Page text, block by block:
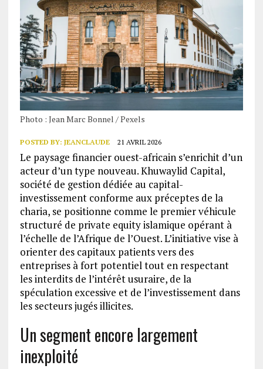
Photo : Jean Marc Bonnel / Pexels
POSTED BY: JEANCLAUDE 21 AVRIL 2026
Le paysage financier ouest-africain s’enrichit d’un
acteur d’un type nouveau. Khuwaylid Capital,
société de gestion dédiée au capital-
investissement conforme aux préceptes de la
charia, se positionne comme le premier véhicule
structuré de private equity islamique opérant à
l’échelle de l’Afrique de l’Ouest. L’initiative vise à
orienter des capitaux patients vers des
entreprises à fort potentiel tout en respectant
les interdits de l’intérêt usuraire, de la
spéculation excessive et de l’investissement dans
les secteurs jugés illicites.
Un segment encore largement
inexploité